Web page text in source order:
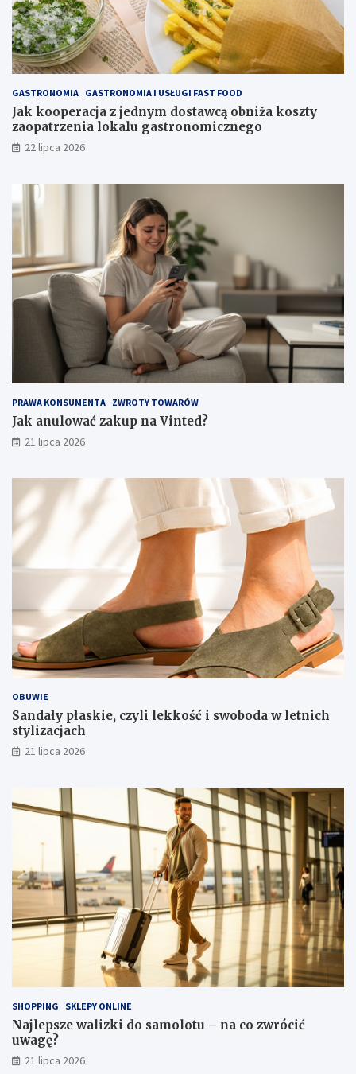
GASTRONOMIA GASTRONOMIA I USŁUGI FAST FOOD
Jak kooperacja z jednym dostawcą obniża koszty
zaopatrzenia lokalu gastronomicznego
22 lipca 2026
PRAWA KONSUMENTA ZWROTY TOWARÓW
Jak anulować zakup na Vinted?
21 lipca 2026
OBUWIE
Sandały płaskie, czyli lekkość i swoboda w letnich
stylizacjach
21 lipca 2026
SHOPPING SKLEPY ONLINE
Najlepsze walizki do samolotu – na co zwrócić
uwagę?
21 lipca 2026